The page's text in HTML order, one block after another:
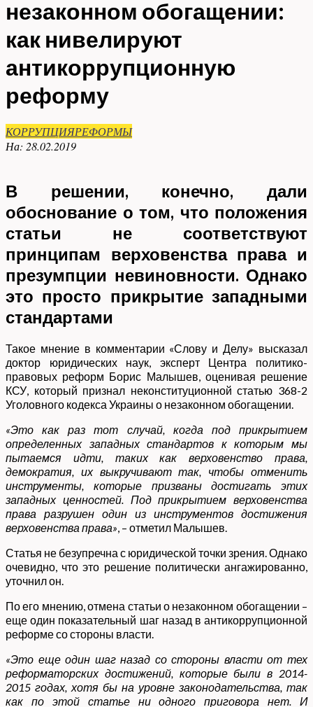
незаконном обогащении:
как нивелируют
антикоррупционную
реформу
КОРРУПЦИЯРЕФОРМЫ
На: 28.02.2019
В решении, конечно, дали
обоснование о том, что положения
статьи не соответствуют
принципам верховенства права и
презумпции невиновности. Однако
это просто прикрытие западными
стандартами
Такое мнение в комментарии «Слову и Делу» высказал
доктор юридических наук, эксперт Центра политико-
правовых реформ Борис Малышев, оценивая решение
КСУ, который признал неконституционной статью 368-2
Уголовного кодекса Украины о незаконном обогащении.
«Это как раз тот случай, когда под прикрытием
определенных западных стандартов к которым мы
пытаемся идти, таких как верховенство права,
демократия, их выкручивают так, чтобы отменить
инструменты, которые призваны достигать этих
западных ценностей. Под прикрытием верховенства
права разрушен один из инструментов достижения
верховенства права», – отметил Малышев.
Статья не безупречна с юридической точки зрения. Однако
очевидно, что это решение политически ангажированно,
уточнил он.
По его мнению, отмена статьи о незаконном обогащении –
еще один показательный шаг назад в антикоррупционной
реформе со стороны власти.
«Это еще один шаг назад со стороны власти от тех
реформаторских достижений, которые были в 2014-
2015 годах, хотя бы на уровне законодательства, так
как по этой статье ни одного приговора нет. И